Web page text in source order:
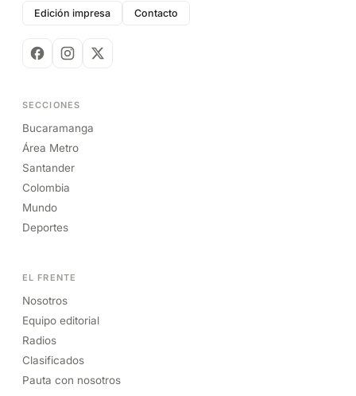
Edición impresa Contacto
SECCIONES
Bucaramanga
Área Metro
Santander
Colombia
Mundo
Deportes
EL FRENTE
Nosotros
Equipo editorial
Radios
Clasificados
Pauta con nosotros